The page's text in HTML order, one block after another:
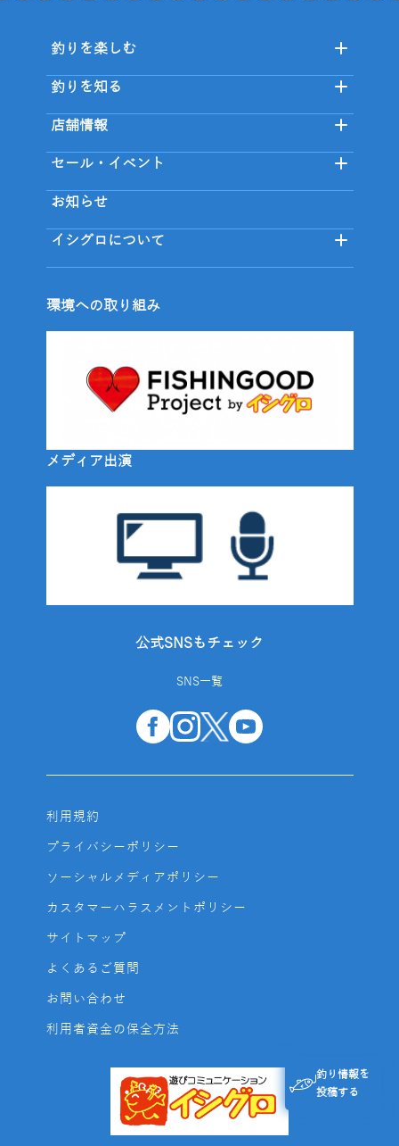
釣り情報を
投稿する
釣りを楽しむ
釣りを知る
店舗情報
セール・イベント
お知らせ
イシグロについて
環境への取り組み
メディア出演
公式SNSもチェック
SNS一覧
利用規約
プライバシーポリシー
ソーシャルメディアポリシー
カスタマーハラスメントポリシー
サイトマップ
よくあるご質問
お問い合わせ
利用者資金の保全方法